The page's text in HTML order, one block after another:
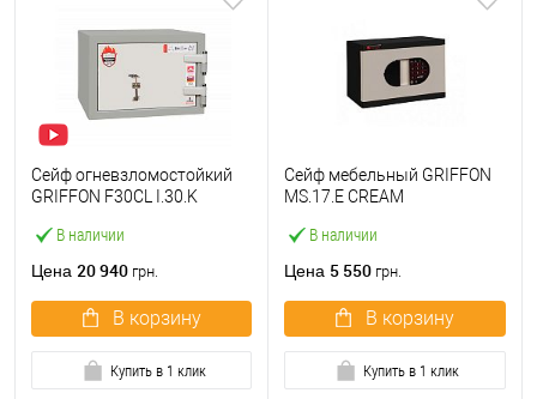
В наличии
Сейф огневзломостойкий
GRIFFON F30CL I.30.K
Цена 20 940 грн.
В корзину
Купить в 1 клик
В наличии
Сейф мебельный GRIFFON
MS.17.E CREAM
Цена 5 550 грн.
В корзину
Купить в 1 клик